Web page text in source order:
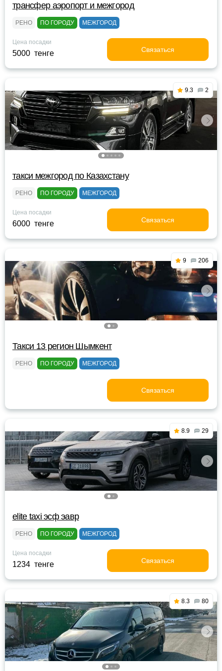
трансфер аэропорт и межгород
РЕНО ПО ГОРОДУ МЕЖГОРОД
Цена посадки
5000 тенге Связаться
9.3 2
такси межгород по Казахстану
РЕНО ПО ГОРОДУ МЕЖГОРОД
Цена посадки
6000 тенге Связаться
9 206
Такси 13 регион Шымкент
РЕНО ПО ГОРОДУ МЕЖГОРОД
Связаться
8.9 29
elite taxi эсф эавр
РЕНО ПО ГОРОДУ МЕЖГОРОД
Цена посадки
1234 тенге Связаться
8.3 80